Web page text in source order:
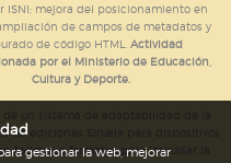
ISNI; mejora del posicionamiento en
de campos de metadatos y
de código HTML.Actividad
por el Ministerio de Educación,
Cultura y Deporte.
de ediciones Siruela para dispositivos
todos sus formatos para impulsar la
gestionar la web, mejorar